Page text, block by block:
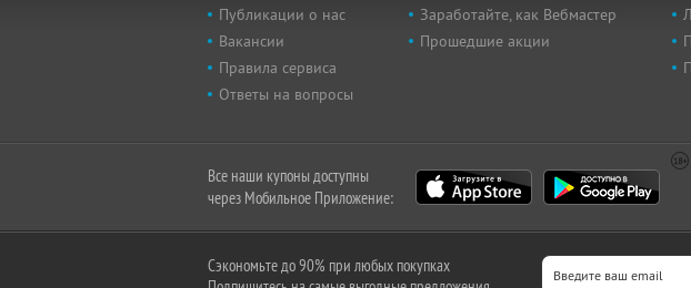
Публикации о нас
Вакансии
Правила сервиса
Ответы на вопросы
Заработайте, как Вебмастер
Прошедшие акции
Все наши купоны доступны
через Мобильное Приложение:
Сэкономьте до 90% при любых покупках